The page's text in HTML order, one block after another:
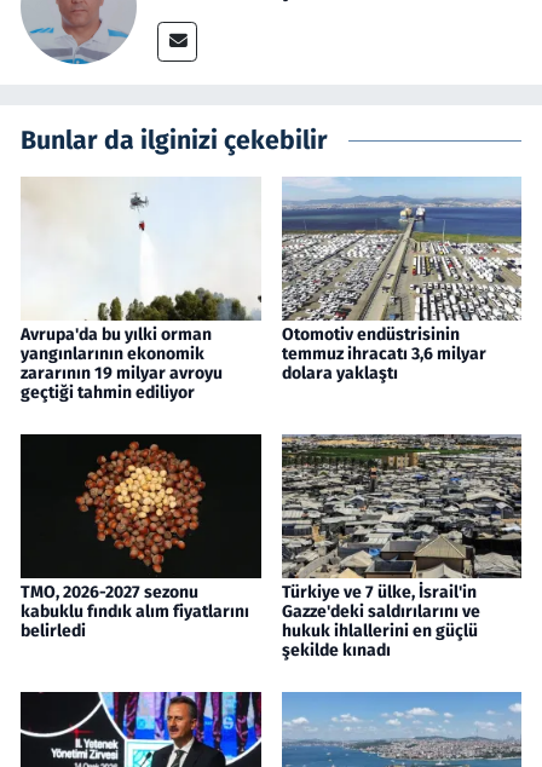
Bunlar da ilginizi çekebilir
Avrupa'da bu yılki orman
yangınlarının ekonomik
zararının 19 milyar avroyu
geçtiği tahmin ediliyor
Otomotiv endüstrisinin
temmuz ihracatı 3,6 milyar
dolara yaklaştı
TMO, 2026-2027 sezonu
kabuklu fındık alım fiyatlarını
belirledi
Türkiye ve 7 ülke, İsrail'in
Gazze'deki saldırılarını ve
hukuk ihlallerini en güçlü
şekilde kınadı